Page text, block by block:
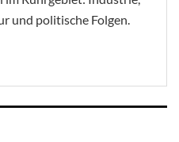
und politische Folgen.